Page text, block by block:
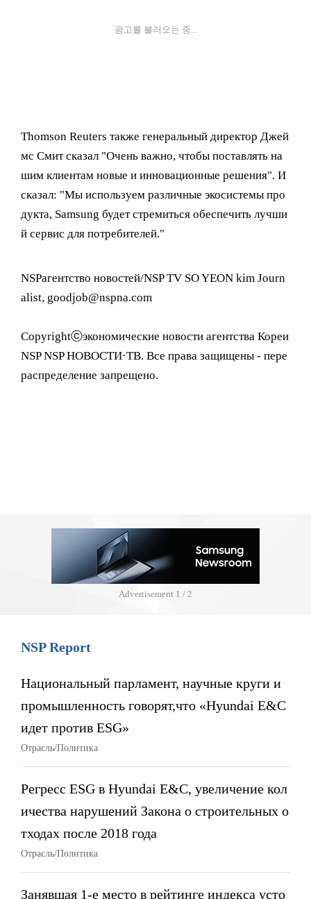
광고를 불러오는 중...
Thomson Reuters также генеральный директор Джей
мс Смит сказал "Очень важно, чтобы поставлять на
шим клиентам новые и инновационные решения". И
сказал: "Мы используем различные экосистемы про
дукта, Samsung будет стремиться обеспечить лучши
й сервис для потребителей."
NSPагентство новостей/NSP TV SO YEON kim Journ
alist, goodjob@nspna.com
Copyrightⓒэкономические новости агентства Кореи
NSP NSP НОВОСТИ·ТВ. Все права защищены - пере
распределение запрещено.
Advertisement 1 / 2
NSP Report
Национальный парламент, научные круги и
промышленность говорят,что «Hyundai E&C
идет против ESG»
Отрасль/Политика
Регресс ESG в Hyundai E&C, увеличение кол
ичества нарушений Закона о строительных о
тходах после 2018 года
Отрасль/Политика
Занявшая 1-е место в рейтинге индекса усто